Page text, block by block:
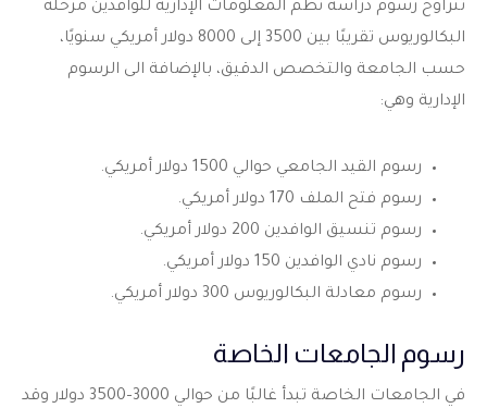
تتراوح رسوم دراسة نظم المعلومات الإدارية للوافدين مرحلة
البكالوريوس تقريبًا بين 3500 إلى 8000 دولار أمريكي سنويًا،
حسب الجامعة والتخصص الدقيق، بالإضافة الى الرسوم
الإدارية وهي:
رسوم القيد الجامعي حوالي 1500 دولار أمريكي.
رسوم فتح الملف 170 دولار أمريكي.
رسوم تنسيق الوافدين 200 دولار أمريكي.
رسوم نادي الوافدين 150 دولار أمريكي.
رسوم معادلة البكالوريوس 300 دولار أمريكي.
رسوم الجامعات الخاصة
في الجامعات الخاصة تبدأ غالبًا من حوالي 3000–3500 دولار وقد